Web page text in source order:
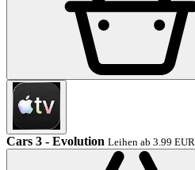
Cars 3 - Evolution Leihen ab 3.99 EUR